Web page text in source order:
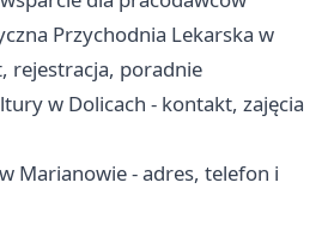
Przychodnia Lekarska w
rejestracja, poradnie
w Dolicach - kontakt, zajęcia
Marianowie - adres, telefon i